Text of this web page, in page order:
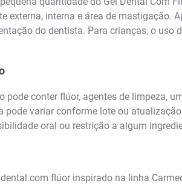
externa, interna e área de mastigação.
do dentista. Para crianças, o uso
pode conter flúor, agentes de limpeza,
pode variar conforme lote ou
oral ou restrição a algum
dental com flúor inspirado na linha